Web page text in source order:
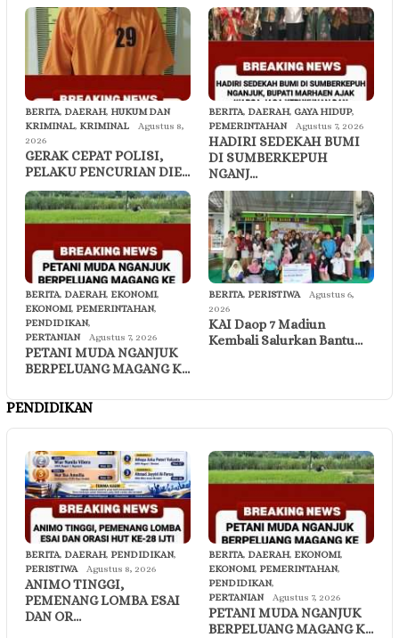
BERITA, DAERAH, HUKUM DAN
KRIMINAL, KRIMINAL
Agustus 8,
2026
GERAK CEPAT POLISI,
PELAKU PENCURIAN DIE…
BERITA, DAERAH, GAYA HIDUP,
PEMERINTAHAN
Agustus 7, 2026
HADIRI SEDEKAH BUMI
DI SUMBERKEPUH
NGANJ…
BERITA, DAERAH, EKONOMI,
EKONOMI, PEMERINTAHAN,
PENDIDIKAN,
PERTANIAN
Agustus 7, 2026
PETANI MUDA NGANJUK
BERPELUANG MAGANG K…
BERITA, PERISTIWA
Agustus 6,
2026
KAI Daop 7 Madiun
Kembali Salurkan Bantu…
PENDIDIKAN
BERITA, DAERAH, PENDIDIKAN,
PERISTIWA
Agustus 8, 2026
ANIMO TINGGI,
PEMENANG LOMBA ESAI
DAN OR…
BERITA, DAERAH, EKONOMI,
EKONOMI, PEMERINTAHAN,
PENDIDIKAN,
PERTANIAN
Agustus 7, 2026
PETANI MUDA NGANJUK
BERPELUANG MAGANG K…